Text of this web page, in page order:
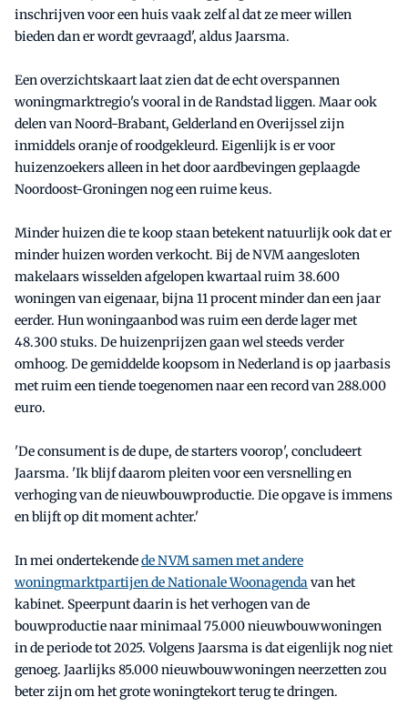
inschrijven voor een huis vaak zelf al dat ze meer willen
bieden dan er wordt gevraagd', aldus Jaarsma.
Een overzichtskaart laat zien dat de echt overspannen
woningmarktregio's vooral in de Randstad liggen. Maar ook
delen van Noord-Brabant, Gelderland en Overijssel zijn
inmiddels oranje of roodgekleurd. Eigenlijk is er voor
huizenzoekers alleen in het door aardbevingen geplaagde
Noordoost-Groningen nog een ruime keus.
Minder huizen die te koop staan betekent natuurlijk ook dat er
minder huizen worden verkocht. Bij de NVM aangesloten
makelaars wisselden afgelopen kwartaal ruim 38.600
woningen van eigenaar, bijna 11 procent minder dan een jaar
eerder. Hun woningaanbod was ruim een derde lager met
48.300 stuks. De huizenprijzen gaan wel steeds verder
omhoog. De gemiddelde koopsom in Nederland is op jaarbasis
met ruim een tiende toegenomen naar een record van 288.000
euro.
'De consument is de dupe, de starters voorop', concludeert
Jaarsma. 'Ik blijf daarom pleiten voor een versnelling en
verhoging van de nieuwbouwproductie. Die opgave is immens
en blijft op dit moment achter.'
In mei ondertekendede NVM samen met andere
woningmarktpartijen de Nationale Woonagendavan het
kabinet. Speerpunt daarin is het verhogen van de
bouwproductie naar minimaal 75.000 nieuwbouwwoningen
in de periode tot 2025. Volgens Jaarsma is dat eigenlijk nog niet
genoeg. Jaarlijks 85.000 nieuwbouwwoningen neerzetten zou
beter zijn om het grote woningtekort terug te dringen.